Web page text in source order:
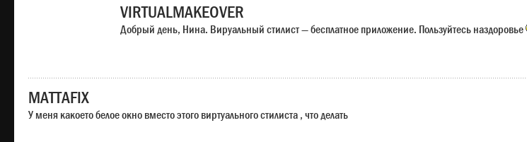
VIRTUALMAKEOVER
Добрый день, Нина. Вируальный стилист — бесплатное приложение. Пользуйтесь наздоровье
MATTAFIX
У меня какоето белое окно вместо этого виртуального стилиста , что делать